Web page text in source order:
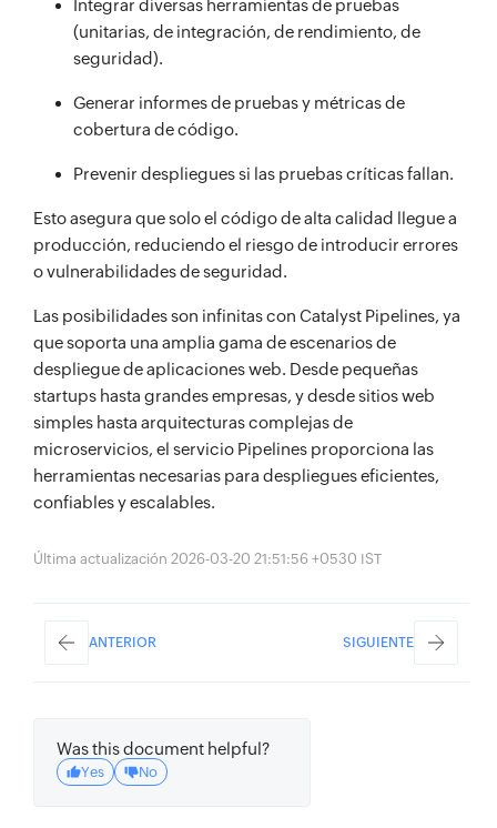
Integrar diversas herramientas de pruebas
(unitarias, de integración, de rendimiento, de
seguridad).
Generar informes de pruebas y métricas de
cobertura de código.
Prevenir despliegues si las pruebas críticas fallan.
Esto asegura que solo el código de alta calidad llegue a
producción, reduciendo el riesgo de introducir errores
o vulnerabilidades de seguridad.
Las posibilidades son infinitas con Catalyst Pipelines, ya
que soporta una amplia gama de escenarios de
despliegue de aplicaciones web. Desde pequeñas
startups hasta grandes empresas, y desde sitios web
simples hasta arquitecturas complejas de
microservicios, el servicio Pipelines proporciona las
herramientas necesarias para despliegues eficientes,
confiables y escalables.
Última actualización 2026-03-20 21:51:56 +0530 IST
ANTERIOR SIGUIENTE
Was this document helpful?
Yes No